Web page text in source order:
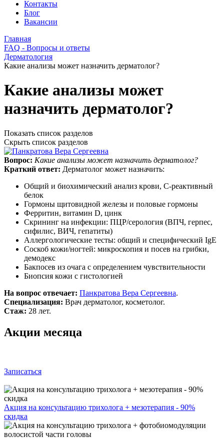
Контакты
Блог
Вакансии
Главная
FAQ - Вопросы и ответы
Дерматология
Какие анализы может назначить дерматолог?
Какие анализы может
назначить дерматолог?
Показать список разделов
Скрыть список разделов
Вопрос: Какие анализы может назначить дерматолог?
Краткий ответ: Дерматолог может назначить:
Общий и биохимический анализ крови, С-реактивный
белок
Гормоны щитовидной железы и половые гормоны
Ферритин, витамин D, цинк
Скрининг на инфекции: ПЦР/серология (ВПЧ, герпес,
сифилис, ВИЧ, гепатиты)
Аллергологические тесты: общий и специфический IgE
Соскоб кожи/ногтей: микроскопия и посев на грибки,
демодекс
Бакпосев из очага с определением чувствительности
Биопсия кожи с гистологией
На вопрос отвечает: Панкратова Вера Сергеевна.
Специализация: Врач дерматолог, косметолог.
Стаж: 28 лет.
Акции месяца
Записаться
Акция на консультацию трихолога + мезотерапия - 90%
скидка